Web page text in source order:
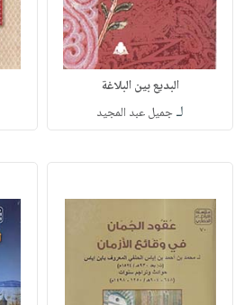
البديع بين البلاغة
لـجميل عبد المجيد